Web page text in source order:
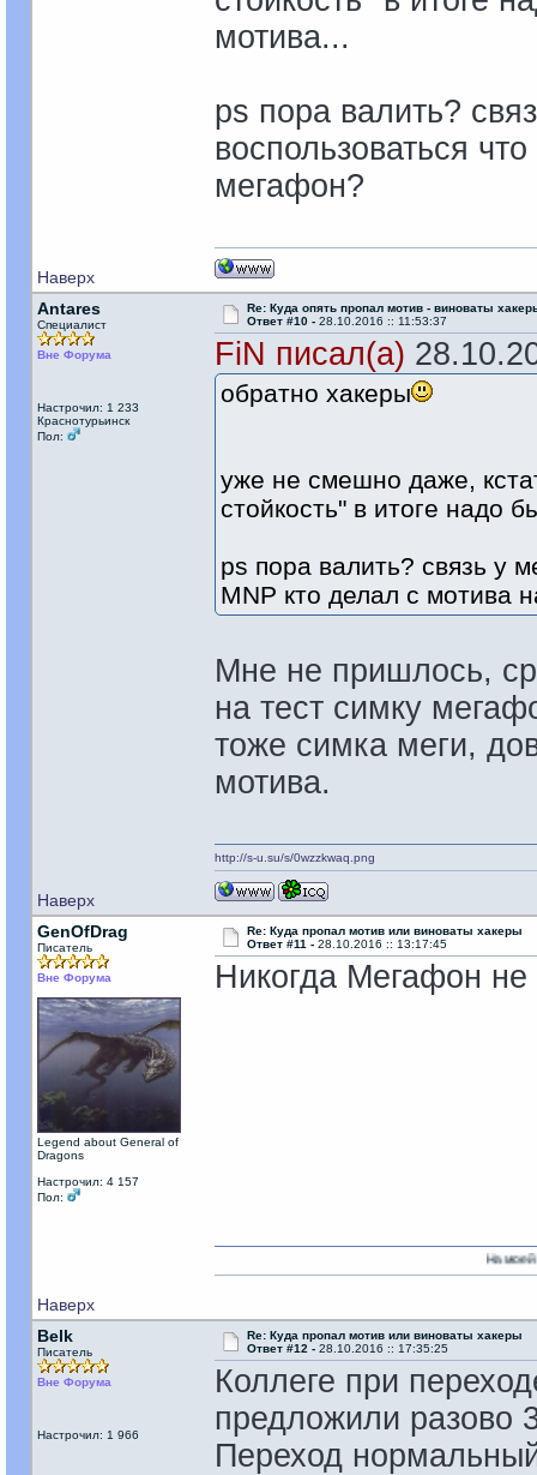
мотива...
ps пора валить?
воспользоваться
мегафон?
Наверх
Antares
Специалист
Вне Форума
Настрочил: 1 233
Краснотурьинск
Пол:
Re: Куда опять пропал мотив - виноваты
Ответ #10 - 28.10.2016 :: 11:53:37
FiN писал(а)
обратно хакеры
уже не смешно даже,
стойкость" в итоге надо
ps пора валить? связь у
MNP кто делал с мотива
Мне не пришлось,
на тест симку
тоже симка меги,
мотива.
Наверх
http://s-u.su/s/0wzzkwaq.png
GenOfDrag
Писатель
Вне Форума
Legend about General of
Dragons
Настрочил: 4 157
Пол:
Re: Куда пропал мотив или виноваты хакеры
Ответ #11 - 28.10.2016 :: 13:17:45
Никогда Мегафон
Наверх
На моей стороне есть
Belk
Писатель
Вне Форума
Настрочил: 1 966
Re: Куда пропал мотив или виноваты хакеры
Ответ #12 - 28.10.2016 :: 17:35:25
Коллеге при
предложили разово
Переход